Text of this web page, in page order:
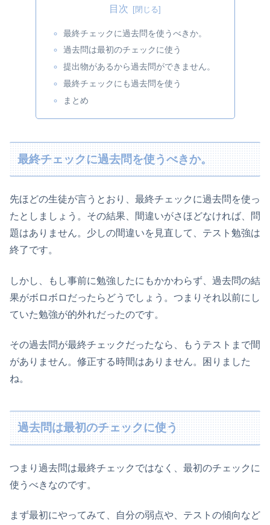
目次
最終チェックに過去問を使うべきか。
過去問は最初のチェックに使う
提出物があるから過去問ができません。
最終チェックにも過去問を使う
まとめ
最終チェックに過去問を使うべきか。
先ほどの生徒が言うとおり、最終チェックに過去問を使っ
たとしましょう。その結果、間違いがさほどなければ、問
題はありません。少しの間違いを見直して、テスト勉強は
終了です。
しかし、もし事前に勉強したにもかかわらず、過去問の結
果がボロボロだったらどうでしょう。つまりそれ以前にし
ていた勉強が的外れだったのです。
その過去問が最終チェックだったなら、もうテストまで間
がありません。修正する時間はありません。困りました
ね。
過去問は最初のチェックに使う
つまり過去問は最終チェックではなく、最初のチェックに
使うべきなのです。
まず最初にやってみて、自分の弱点や、テストの傾向など